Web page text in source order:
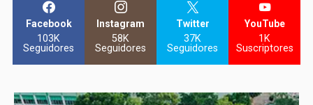
Facebook
103K
Seguidores
Instagram
58K
Seguidores
Twitter
37K
Seguidores
YouTube
1K
Suscriptores